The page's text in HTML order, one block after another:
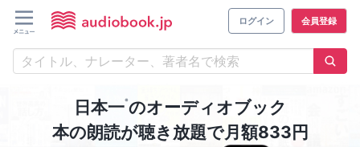
ログイン 会員登録
日本一※のオーディオブック
本の朗読が聴き放題で月額833円